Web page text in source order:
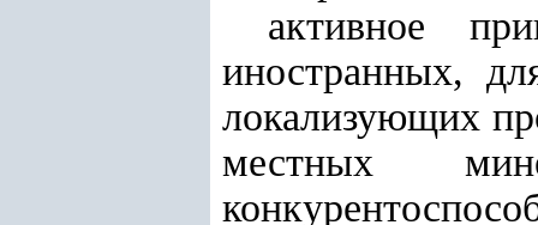
активное
иностранных,
локализующих
местных